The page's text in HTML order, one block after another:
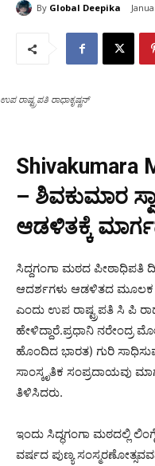
By Global Deepika
ಉಪ ರಾಷ್ಟ್ರಪತಿ ರಾಧಾಕೃಷ್ಣನ್
Shivakumara
– ಶಿವಕುಮಾರ
ಆಡಳಿತಕ್ಕೆ
ಸಿದ್ದಗಂಗಾ ಮಠದ ಪೀಠಾಧಿಪತಿ
ಆದರ್ಶಗಳು ಆಡಳಿತದ ಮೂಲಕ
ಎಂದು ಉಪ ರಾಷ್ಟ್ರಪತಿ ಸಿ ಪಿ
ಹೇಳಿದ್ದಾರೆ.ಪ್ರಧಾನಿ ನರೇಂದ್ರ
ಹೊಂದಿದ ಭಾರತ) ಗುರಿ
ಸಾಂಸ್ಕೃತಿಕ ಸಂಪ್ರದಾಯವು
ತಿಳಿಸಿದರು.
ಇಂದು ಸಿದ್ಧಗಂಗಾ ಮಠದಲ್ಲಿ
ವರ್ಷದ ಪುಣ್ಯ